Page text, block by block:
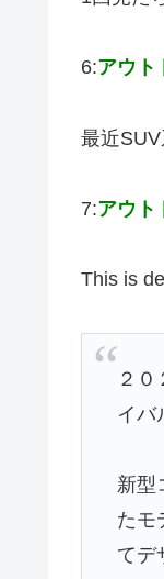
6:アウト
最近
7:アウト
This is
２
イバ
新型
たモ
てデ